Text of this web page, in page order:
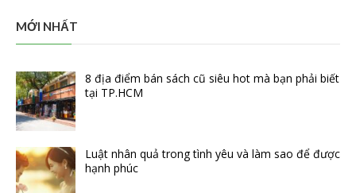
MỚI NHẤT
8 địa điểm bán sách cũ siêu hot mà bạn phải biết
tại TP.HCM
Luật nhân quả trong tình yêu và làm sao để được
hạnh phúc